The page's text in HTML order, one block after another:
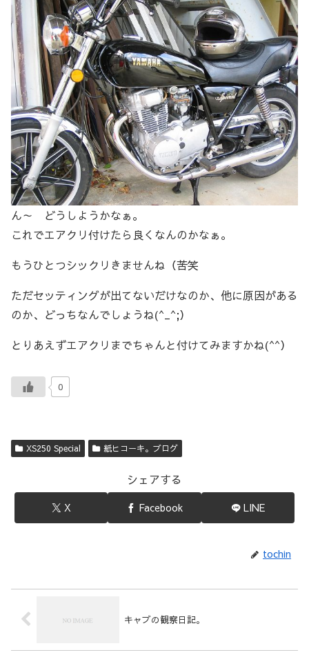
ん～ どうしようかなぁ。
これでエアクリ付けたら良くなんのかなぁ。
もうひとつシックリきませんね（苦笑
ただセッティングが出てないだけなのか、他に原因がある
のか、どっちなんでしょうね(^_^;）
とりあえずエアクリまでちゃんと付けてみますかね(^^）
0
XS250 Special 紙ヒコーキ。ブログ
シェアする
X Facebook LINE
tochin
キャブの観察日記。